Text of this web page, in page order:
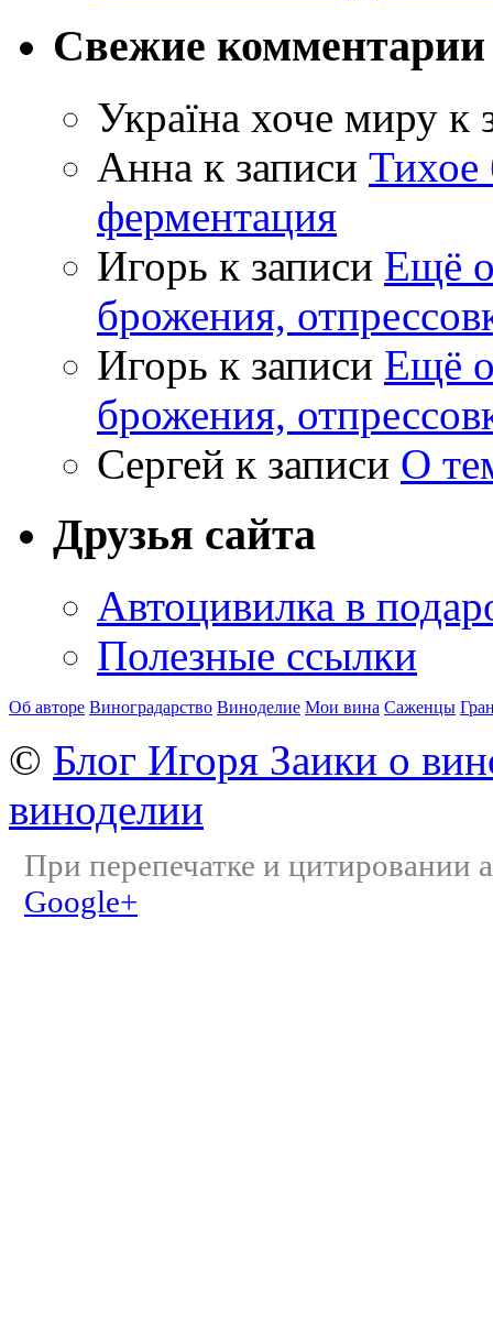
Свежие комментарии
Україна хоче миру к
Анна к записи Тихое
ферментация
Игорь к записи Ещё
брожения,
Игорь к записи Ещё
брожения,
Сергей к записи О
Друзья сайта
Автоцивилка в
Полезные ссылки
Об авторе Виноградарство Виноделие Мои вина Саженцы
© Блог Игоря Заики о
виноделии
При перепечатке и цитировании
Google+